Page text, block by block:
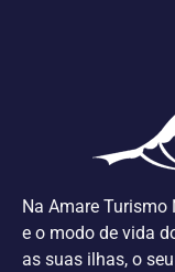
Na Amare
e o modo de vida
as suas ilhas, o